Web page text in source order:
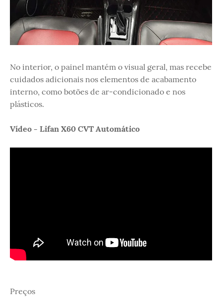
No interior, o painel mantém o visual geral, mas recebe
cuidados adicionais nos elementos de acabamento
interno, como botões de ar-condicionado e nos
plásticos.
Vídeo - Lifan X60 CVT Automático
Preços